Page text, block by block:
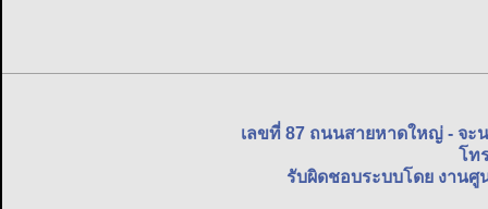
เลขที่ 87 ถนนสายหาดใหญ่ - จ
โท
รับผิดชอบระบบโดย งาน